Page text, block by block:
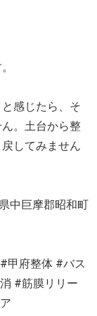
感じたら、そ
。土台から整
してみません
中巨摩郡昭和町
甲府整体 #バス
#筋膜リリー